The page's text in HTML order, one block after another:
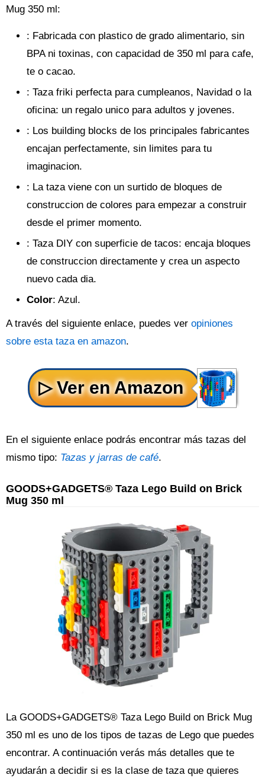
Mug 350 ml:
: Fabricada con plastico de grado alimentario, sin
BPA ni toxinas, con capacidad de 350 ml para cafe,
te o cacao.
: Taza friki perfecta para cumpleanos, Navidad o la
oficina: un regalo unico para adultos y jovenes.
: Los building blocks de los principales fabricantes
encajan perfectamente, sin limites para tu
imaginacion.
: La taza viene con un surtido de bloques de
construccion de colores para empezar a construir
desde el primer momento.
: Taza DIY con superficie de tacos: encaja bloques
de construccion directamente y crea un aspecto
nuevo cada dia.
Color: Azul.
A través del siguiente enlace, puedes ver opiniones
sobre esta taza en amazon.
En el siguiente enlace podrás encontrar más tazas del
mismo tipo: Tazas y jarras de café.
GOODS+GADGETS® Taza Lego Build on Brick
Mug 350 ml
La GOODS+GADGETS® Taza Lego Build on Brick Mug
350 ml es uno de los tipos de tazas de Lego que puedes
encontrar. A continuación verás más detalles que te
ayudarán a decidir si es la clase de taza que quieres